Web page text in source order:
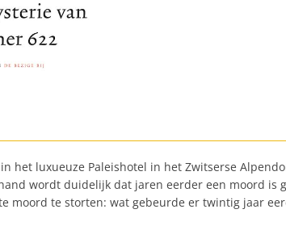
het luxueuze Paleishotel in het Zwitserse
wordt duidelijk dat jaren eerder een moord is
moord te storten: wat gebeurde er twintig jaar